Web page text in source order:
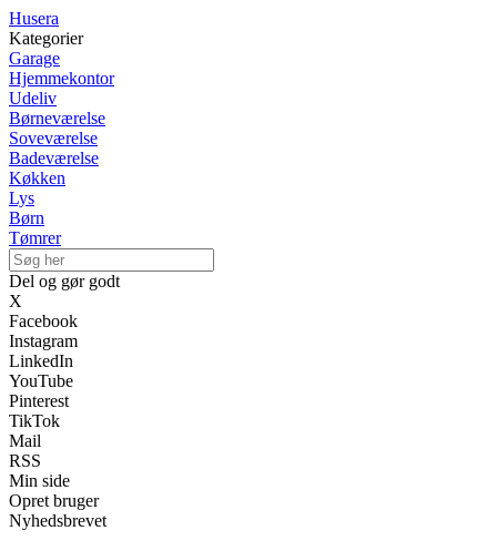
Husera
Kategorier
Garage
Hjemmekontor
Udeliv
Børneværelse
Soveværelse
Badeværelse
Køkken
Lys
Børn
Tømrer
Del og gør godt
X
Facebook
Instagram
LinkedIn
YouTube
Pinterest
TikTok
Mail
RSS
Min side
Opret bruger
Nyhedsbrevet